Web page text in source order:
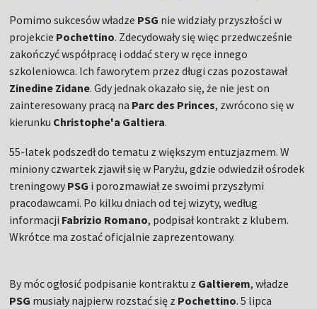
Pomimo sukcesów władze PSG nie widziały przyszłości w
projekcie Pochettino. Zdecydowały się więc przedwcześnie
zakończyć współpracę i oddać stery w ręce innego
szkoleniowca. Ich faworytem przez długi czas pozostawał
Zinedine Zidane. Gdy jednak okazało się, że nie jest on
zainteresowany pracą na Parc des Princes, zwrócono się w
kierunku Christophe'a Galtiera.
55-latek podszedł do tematu z większym entuzjazmem. W
miniony czwartek zjawił się w Paryżu, gdzie odwiedził ośrodek
treningowy PSG i porozmawiał ze swoimi przyszłymi
pracodawcami. Po kilku dniach od tej wizyty, według
informacji Fabrizio Romano, podpisał kontrakt z klubem.
Wkrótce ma zostać oficjalnie zaprezentowany.
By móc ogłosić podpisanie kontraktu z Galtierem, władze
PSG musiały najpierw rozstać się z Pochettino. 5 lipca